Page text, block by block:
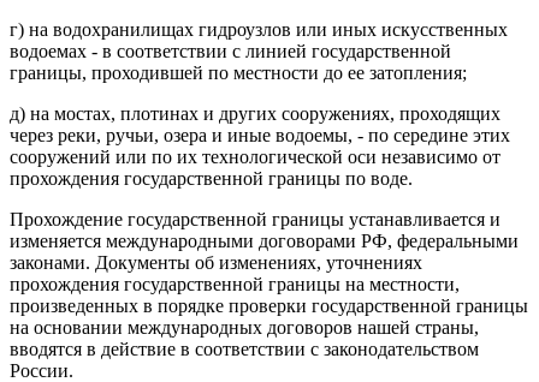
г) на водохранилищах гидроузлов или иных искусственных
водоемах - в соответствии с линией государственной
границы, проходившей по местности до ее затопления;
д) на мостах, плотинах и других сооружениях, проходящих
через реки, ручьи, озера и иные водоемы, - по середине этих
сооружений или по их технологической оси независимо от
прохождения государственной границы по воде.
Прохождение государственной границы устанавливается и
изменяется международными договорами РФ, федеральными
законами. Документы об изменениях, уточнениях
прохождения государственной границы на местности,
произведенных в порядке проверки государственной границы
на основании международных договоров нашей страны,
вводятся в действие в соответствии с законодательством
России.